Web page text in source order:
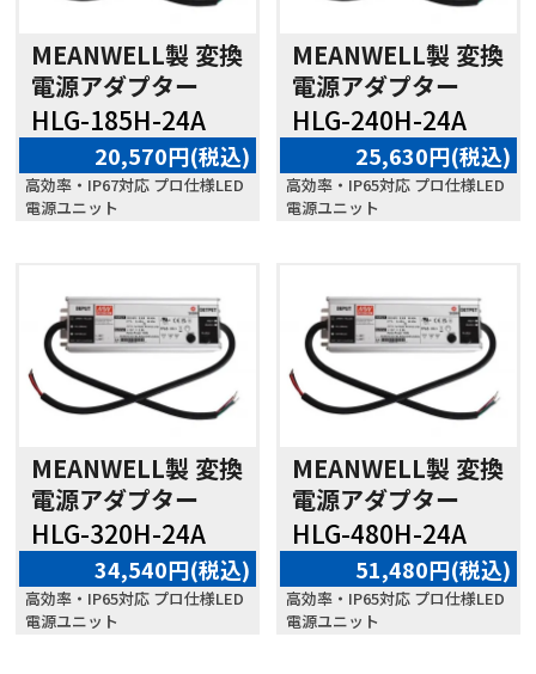
MEANWELL製 変換
電源アダプター
HLG-185H-24A
20,570円(税込)
高効率・IP67対応 プロ仕様LED
電源ユニット
MEANWELL製 変換
電源アダプター
HLG-240H-24A
25,630円(税込)
高効率・IP65対応 プロ仕様LED
電源ユニット
MEANWELL製 変換
電源アダプター
HLG-320H-24A
34,540円(税込)
高効率・IP65対応 プロ仕様LED
電源ユニット
MEANWELL製 変換
電源アダプター
HLG-480H-24A
51,480円(税込)
高効率・IP65対応 プロ仕様LED
電源ユニット